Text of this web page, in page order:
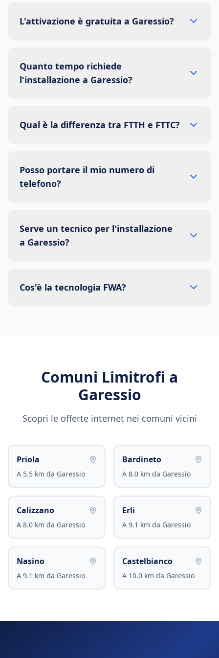
L'attivazione è gratuita a Garessio?
Quanto tempo richiede
l'installazione a Garessio?
Qual è la differenza tra FTTH e FTTC?
Posso portare il mio numero di
telefono?
Serve un tecnico per l'installazione
a Garessio?
Cos'è la tecnologia FWA?
Comuni Limitrofi a
Garessio
Scopri le offerte internet nei comuni vicini
Priola
A 5.5 km da Garessio
Bardineto
A 8.0 km da Garessio
Calizzano
A 8.0 km da Garessio
Erli
A 9.1 km da Garessio
Nasino
A 9.1 km da Garessio
Castelbianco
A 10.0 km da Garessio